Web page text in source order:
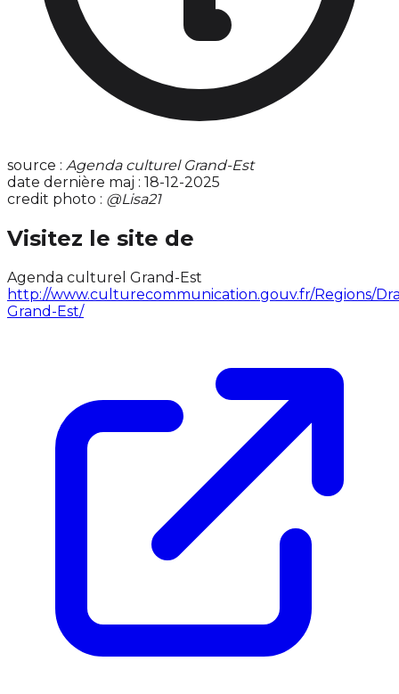
source : Agenda culturel Grand-Est
date dernière maj : 18-12-2025
credit photo : @Lisa21
Visitez le site de
Agenda culturel Grand-Est
http://www.culturecommunication.gouv.fr/Regions/
Grand-Est/